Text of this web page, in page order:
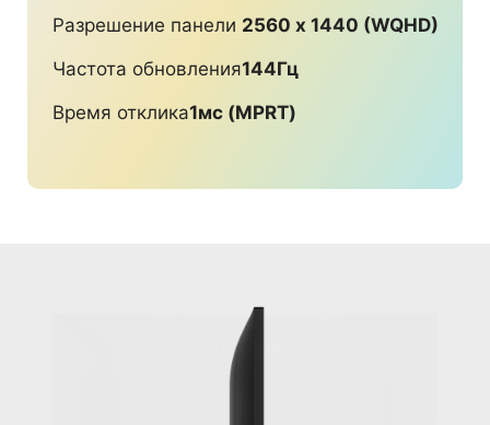
Разрешение панели 2560 x 1440 (WQHD)
Частота обновления144Гц
Время отклика1мс (MPRT)